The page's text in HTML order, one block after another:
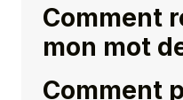
Comment
mon mot
Comment